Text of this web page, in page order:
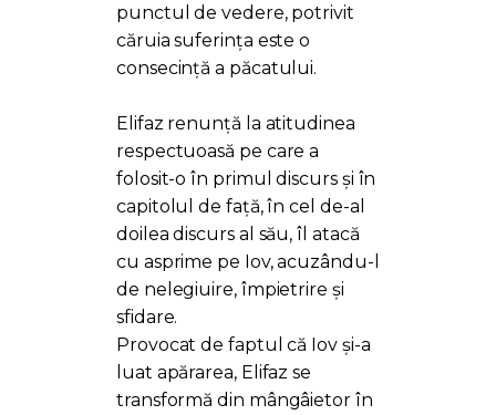
punctul de vedere, potrivit
căruia suferința este o
consecință a păcatului.
Elifaz renunță la atitudinea
respectuoasă pe care a
folosit-o în primul discurs și în
capitolul de față, în cel de-al
doilea discurs al său, îl atacă
cu asprime pe Iov, acuzându-l
de nelegiuire, împietrire și
sfidare.
Provocat de faptul că Iov și-a
luat apărarea, Elifaz se
transformă din mângâietor în